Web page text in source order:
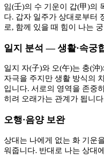
임(壬)의 수 기운이 갑(甲)의
다. 갑자 일주가 상대로부터
로, 함께 있을 때 힘이 나는
일지 분석 — 생활·속궁
일지 자(子)와 오(午)는 충(
자극을 주지만 생활 방식의
입니다. 서로의 영역을 존중
히려 오래가는 관계가 됩니
오행·음양 보완
상대는 나에게 없는 화 기운
워줍니다. 반대로 나는 상대